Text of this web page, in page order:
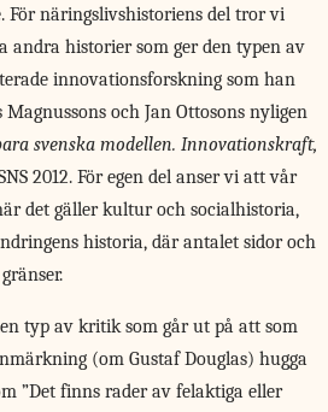
För näringslivshistoriens del tror vi
andra historier som ger den typen av
innovationsforskning som han
Magnussons och Jan Ottosons nyligen
svenska modellen. Innovationskraft,
2012. För egen del anser vi att vår
det gäller kultur och socialhistoria,
historia, där antalet sidor och
typ av kritik som går ut på att som
(om Gustaf Douglas) hugga
”Det finns rader av felaktiga eller